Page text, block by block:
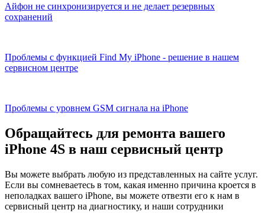
Айфон не синхронизируется и не делает резервных
сохранений
Проблемы с функцией Find My iPhone - решение в нашем
сервисном центре
Проблемы с уровнем GSM сигнала на iPhone
Обращайтесь для ремонта вашего
iPhone 4S в наш сервисный центр
Вы можете выбрать любую из представленных на сайте услуг.
Если вы сомневаетесь в том, какая именно причина кроется в
неполадках вашего iPhone, вы можете отвезти его к нам в
сервисный центр на диагностику, и наши сотрудники